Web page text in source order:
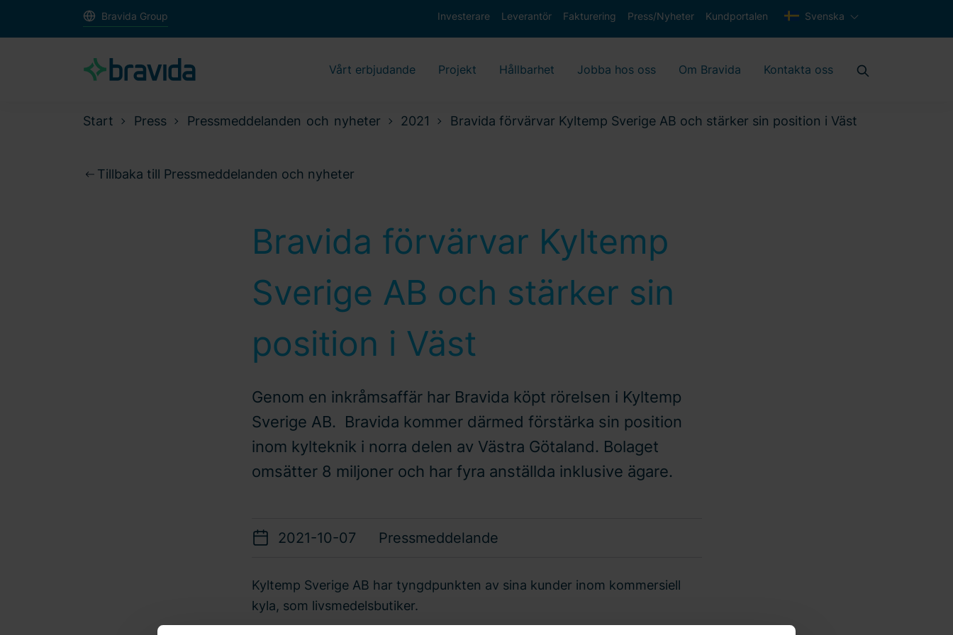
Bravida Group Investerare Leverantör Fakturering Press/Nyheter Kundportalen Svenska
Vårt erbjudande Projekt Hållbarhet Jobba hos oss Om Bravida Kontakta oss
Start Press Pressmeddelanden och nyheter 2021 Bravida förvärvar Kyltemp Sverige AB och stärker sin position i Väst
Tillbaka till Pressmeddelanden och nyheter
Bravida förvärvar Kyltemp
Sverige AB och stärker sin
position i Väst
Genom en inkråmsaffär har Bravida köpt rörelsen i Kyltemp
Sverige AB. Bravida kommer därmed förstärka sin position
inom kylteknik i norra delen av Västra Götaland. Bolaget
omsätter 8 miljoner och har fyra anställda inklusive ägare.
2021-10-07 Pressmeddelande
Kyltemp Sverige AB har tyngdpunkten av sina kunder inom kommersiell
kyla, som livsmedelsbutiker.